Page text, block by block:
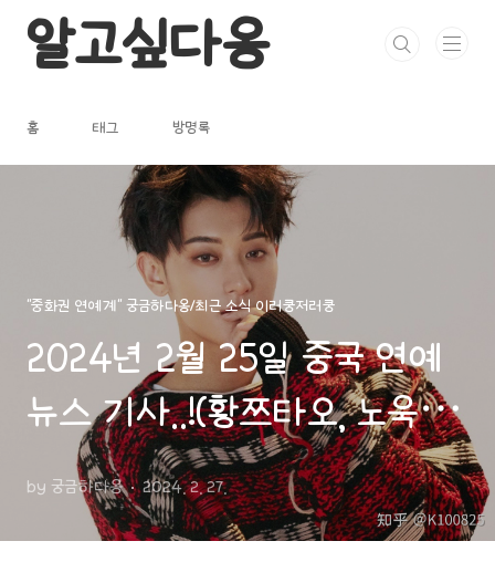
알고싶다옹
홈 태그 방명록
"중화권 연예계" 궁금하다옹/최근 소식 이러쿵저러쿵
2024년 2월 25일 중국 연예
뉴스 기사..!(황쯔타오, 노욱효,
진도령, 양미 등)
by 궁금하다옹 2024. 2. 27.